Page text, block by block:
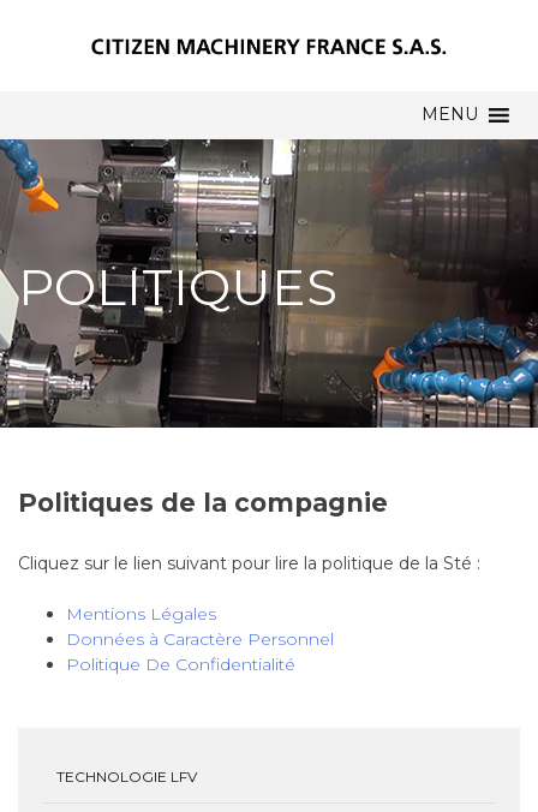
MENU
POLITIQUES
Politiques de la compagnie
Cliquez sur le lien suivant pour lire la politique de la Sté :
Mentions Légales
Données à Caractère Personnel
Politique De Confidentialité
TECHNOLOGIE LFV